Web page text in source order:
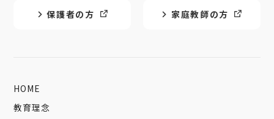
保護者の方 家庭教師の方
HOME
教育理念